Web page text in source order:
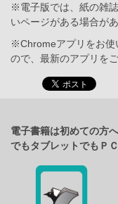
※電子版では、紙の雑
いページがある場合があ
※Chromeアプリをお使
ので、最新のアプリを
電子書籍は初めての方
でもタブレットでもＰ